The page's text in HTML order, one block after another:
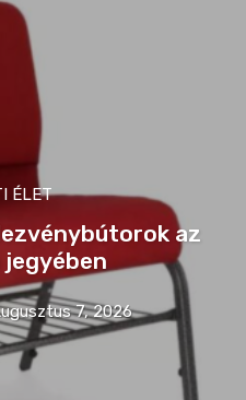
ÉLET
az
jegyében
7, 2026